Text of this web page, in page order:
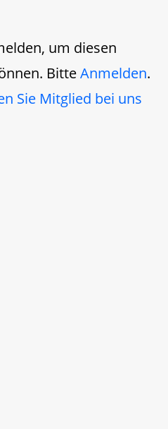
um diesen
BitteAnmelden.
Sie Mitglied bei uns